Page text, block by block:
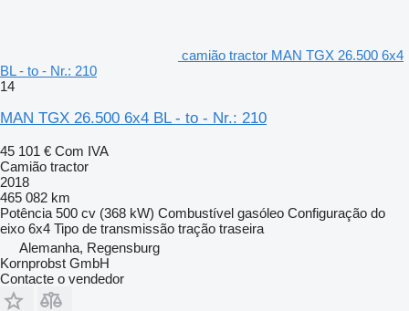
camião tractor MAN TGX 26.500 6x4
BL - to - Nr.: 210
14
MAN TGX 26.500 6x4 BL - to - Nr.: 210
45 101 € Com IVA
Camião tractor
2018
465 082 km
Potência 500 cv (368 kW) Combustível gasóleo Configuração do
eixo 6x4 Tipo de transmissão tração traseira
Alemanha, Regensburg
Kornprobst GmbH
Contacte o vendedor